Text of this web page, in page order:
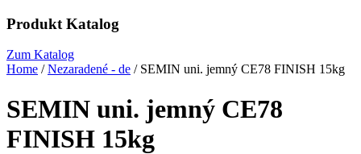
Produkt Katalog
Zum Katalog
Home /Nezaradené - de / SEMIN uni. jemný CE78 FINISH 15kg
SEMIN uni. jemný CE78
FINISH 15kg